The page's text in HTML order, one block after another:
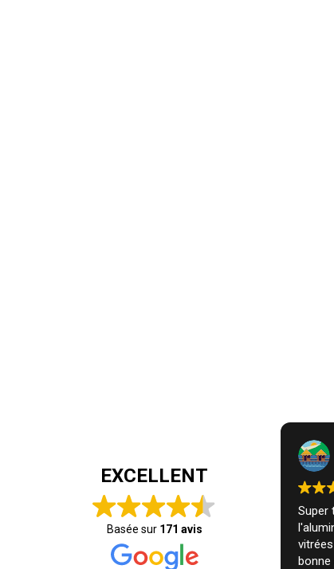
EXCELLENT
Basée sur 171 avis
Super